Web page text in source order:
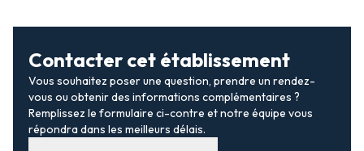
Contacter cet établissement
Vous souhaitez poser une question, prendre un rendez-
vous ou obtenir des informations complémentaires ?
Remplissez le formulaire ci-contre et notre équipe vous
répondra dans les meilleurs délais.